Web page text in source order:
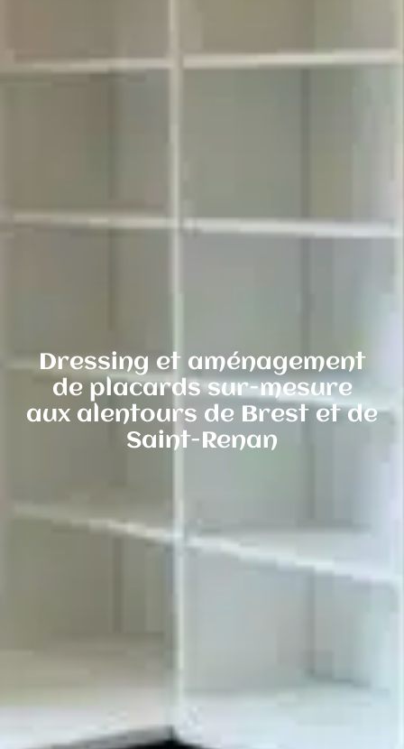
Dressing et aménagement
de placards sur-mesure
aux alentours de Brest et de
Saint-Renan